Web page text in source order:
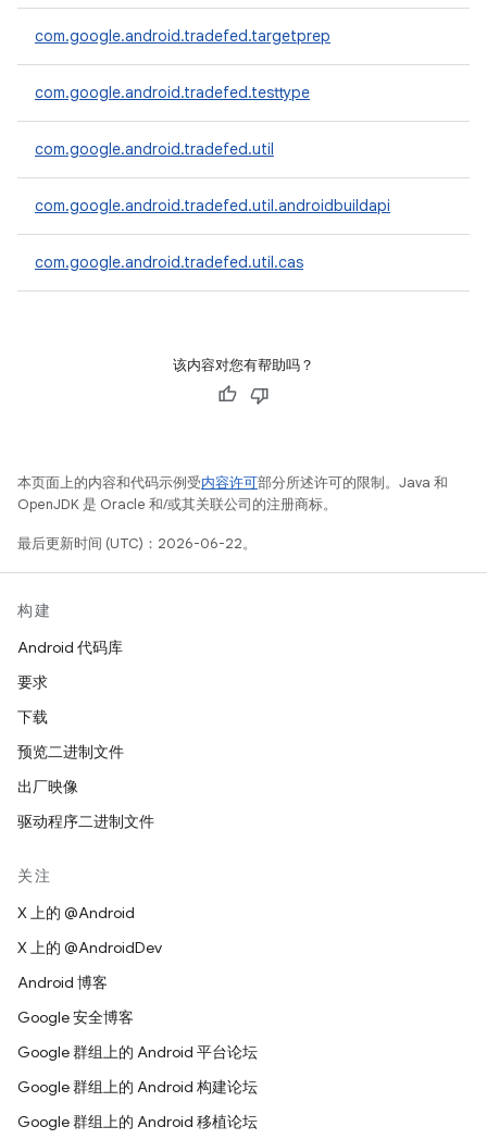
com.google.android.tradefed.targetprep
com.google.android.tradefed.testtype
com.google.android.tradefed.util
com.google.android.tradefed.util.androidbuildapi
com.google.android.tradefed.util.cas
该内容对您有帮助吗？
本页面上的内容和代码示例受内容许可部分所述许可的限制。Java 和
OpenJDK 是 Oracle 和/或其关联公司的注册商标。
最后更新时间 (UTC)：2026-06-22。
构建
Android 代码库
要求
下载
预览二进制文件
出厂映像
驱动程序二进制文件
关注
X 上的 @Android
X 上的 @AndroidDev
Android 博客
Google 安全博客
Google 群组上的 Android 平台论坛
Google 群组上的 Android 构建论坛
Google 群组上的 Android 移植论坛